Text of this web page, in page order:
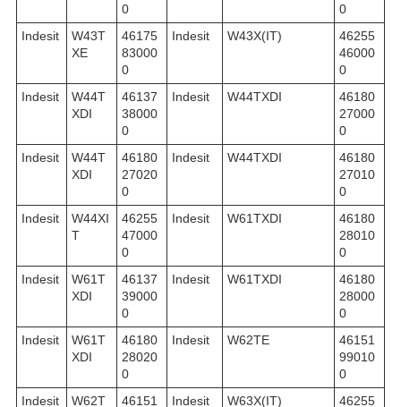
0
0
Indesit
W43T
XE
46175
83000
0
Indesit W43X(IT)
46255
46000
0
Indesit
W44T
XDI
46137
38000
0
Indesit W44TXDI
46180
27000
0
Indesit
W44T
XDI
46180
27020
0
Indesit W44TXDI
46180
27010
0
Indesit
W44XI
T
46255
47000
0
Indesit W61TXDI
46180
28010
0
Indesit
W61T
XDI
46137
39000
0
Indesit W61TXDI
46180
28000
0
Indesit
W61T
XDI
46180
28020
0
Indesit W62TE
46151
99010
0
Indesit
W62T
46151
Indesit W63X(IT)
46255